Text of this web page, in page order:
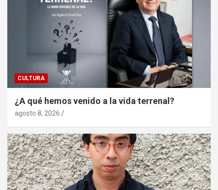
CULTURA
¿A qué hemos venido a la vida terrenal?
agosto 8, 2026